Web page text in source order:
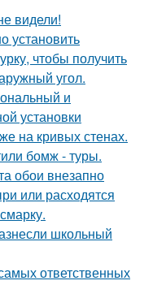
видели!
установить
чтобы получить
угол.
и
установки
на кривых стенах.
бомж - туры.
обои внезапно
или расходятся
школьный
ответственных